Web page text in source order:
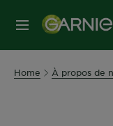
MENU
Home À propos de